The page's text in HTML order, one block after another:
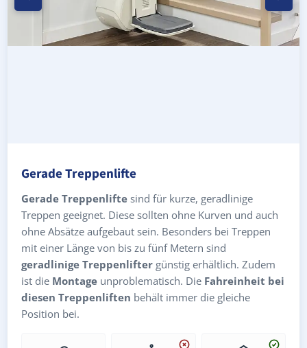
Gerade Treppenlifte
Gerade Treppenlifte sind für kurze, geradlinige
Treppen geeignet. Diese sollten ohne Kurven und auch
ohne Absätze aufgebaut sein. Besonders bei Treppen
mit einer Länge von bis zu fünf Metern sind
geradlinige Treppenlifter günstig erhältlich. Zudem
ist die Montage unproblematisch. Die Fahreinheit bei
diesen Treppenliften behält immer die gleiche
Position bei.